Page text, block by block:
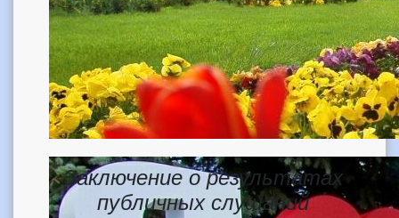
Заключение о результатах
публичных слушаний